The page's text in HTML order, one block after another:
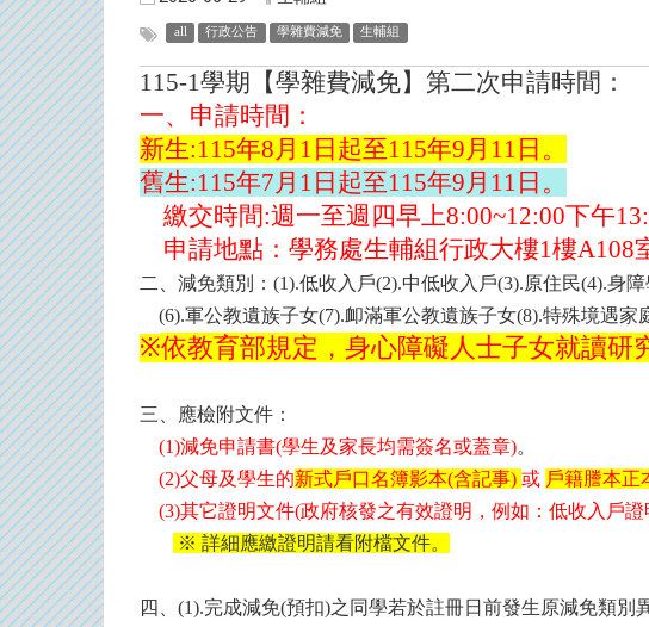
all 行政公告 學雜費減免 生輔組
115-1學期【學雜費減免】第二次申請時間：
一、申請時間：
新生:115年8月1日起至115年9月11日。
舊生:115年7月1日起至115年9月11日。
繳交時間:週一至週四早上8:00~12:00下午
申請地點：學務處生輔組行政大樓1樓A108
二、減免類別：(1).低收入戶(2).中低收入戶(3).原住民(4).身障
(6).軍公教遺族子女(7).卹滿軍公教遺族子女(8).特殊境遇家
※依教育部規定，身心障礙人士子女就讀研
三、應檢附文件：
(1)減免申請書(學生及家長均需簽名或蓋章)。
(2)父母及學生的新式戶口名簿影本(含記事) 或 戶籍謄本正
(3)其它證明文件(政府核發之有效證明，例如：低收入戶
※ 詳細應繳證明請看附檔文件。
四、(1).完成減免(預扣)之同學若於註冊日前發生原減免類別